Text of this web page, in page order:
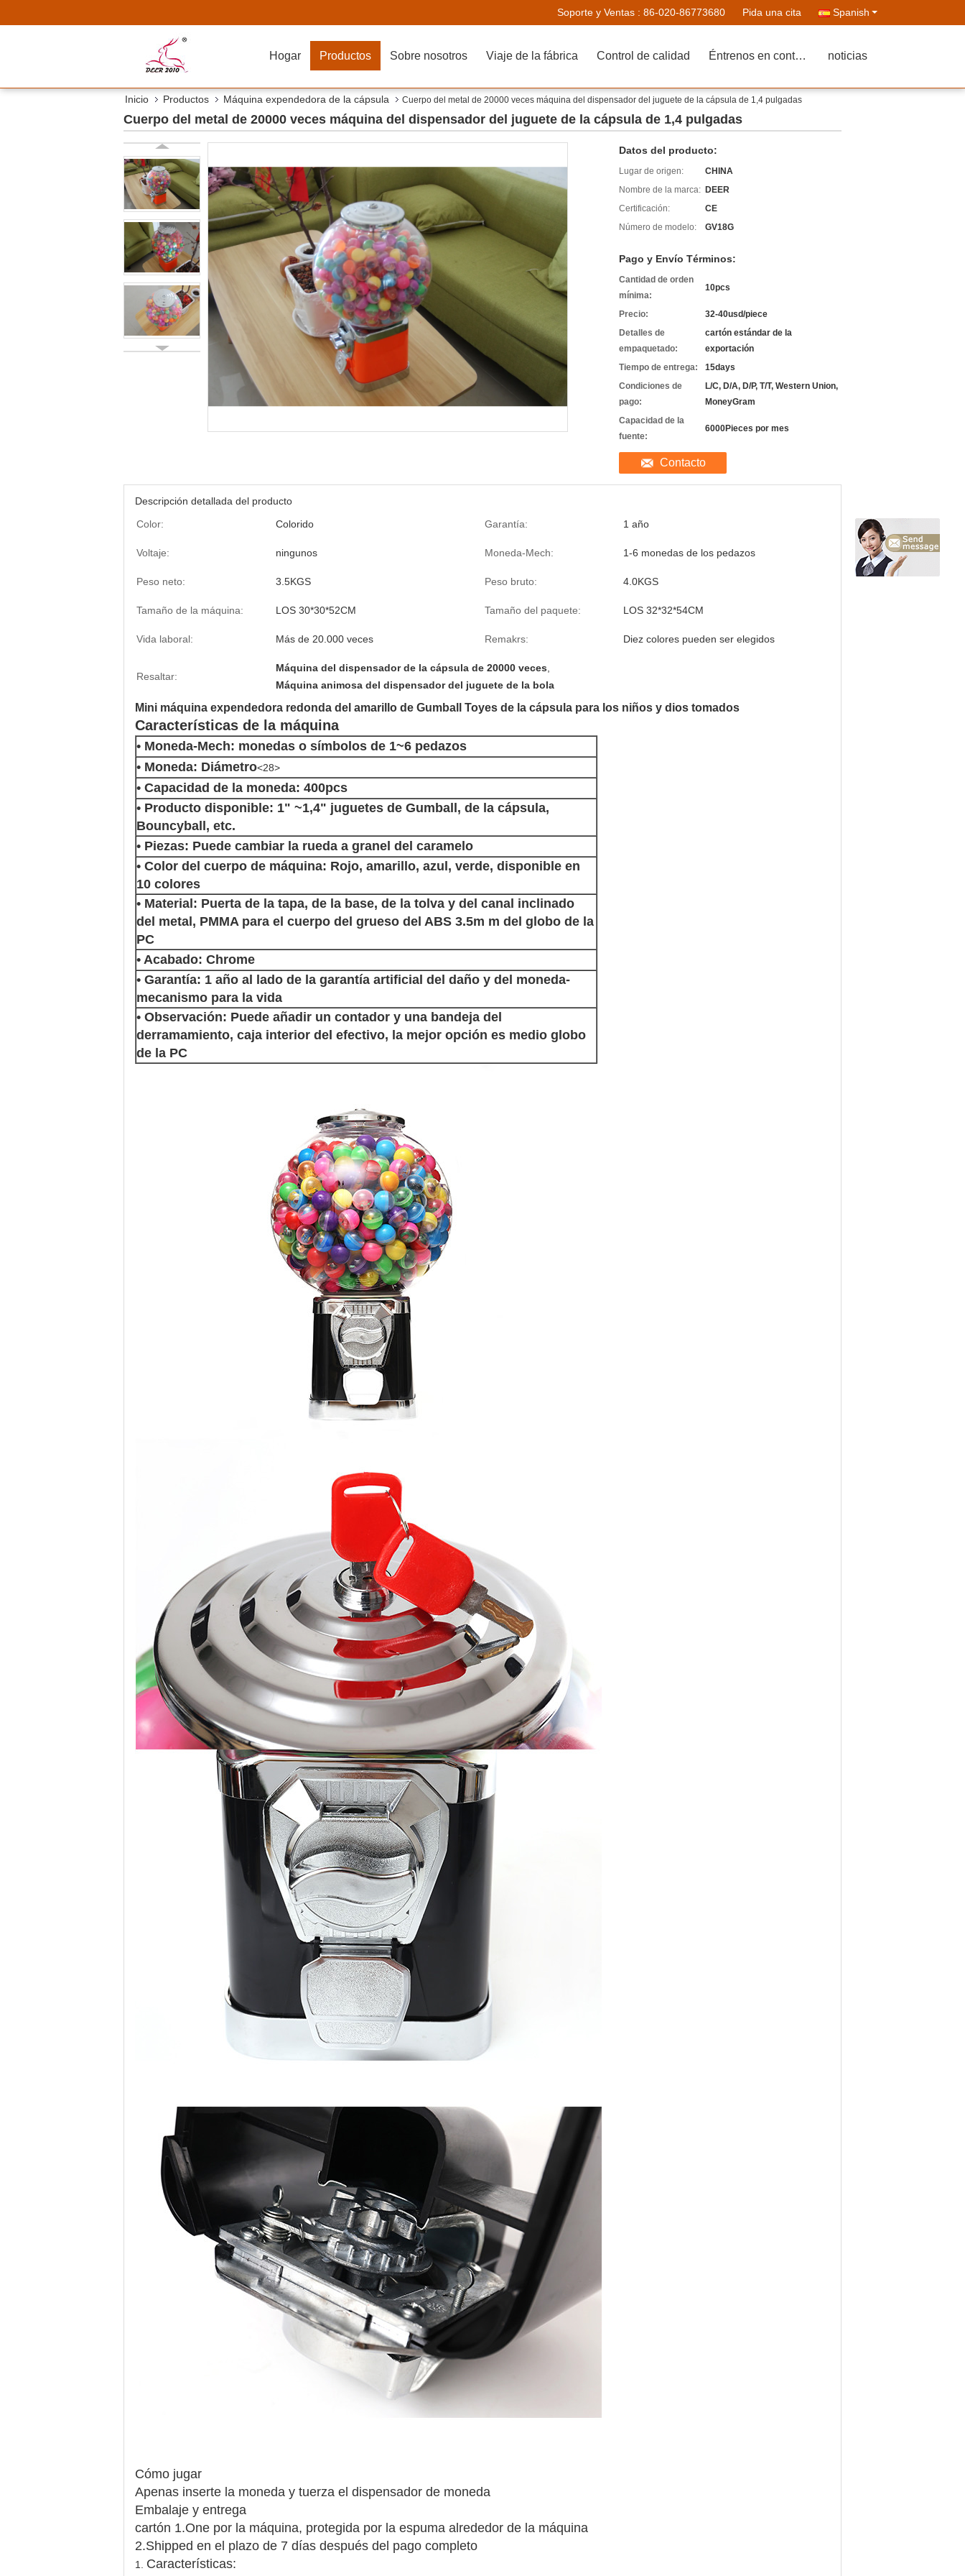
Soporte y Ventas : 86-020-86773680 Pida una cita Spanish
Hogar Productos Sobre nosotros Viaje de la fábrica Control de calidad Éntrenos en contacto con noticias
Inicio Productos Máquina expendedora de la cápsula Cuerpo del metal de 20000 veces máquina del dispensador del juguete de la cápsula de 1,4 pulgadas
Cuerpo del metal de 20000 veces máquina del dispensador del juguete de la cápsula de 1,4 pulgadas
Datos del producto:
Lugar de origen:
CHINA
Nombre de la marca: DEER
Certificación:
CE
Número de modelo:
GV18G
Pago y Envío Términos:
Cantidad de orden
mínima:
10pcs
Precio:
32-40usd/piece
Detalles de
empaquetado:
cartón estándar de la
exportación
Tiempo de entrega:
15days
Condiciones de
pago:
L/C, D/A, D/P, T/T, Western Union,
MoneyGram
Capacidad de la
fuente:
6000Pieces por mes
Contacto
Descripción detallada del producto
Color:
Colorido Garantía: 1 año
Voltaje: ningunos Moneda-Mech: 1-6 monedas de los pedazos
Peso neto: 3.5KGS Peso bruto: 4.0KGS
Tamaño de la máquina: LOS 30*30*52CM Tamaño del paquete: LOS 32*32*54CM
Vida laboral: Más de 20.000 veces Remakrs: Diez colores pueden ser elegidos
Resaltar:
Máquina del dispensador de la cápsula de 20000 veces
Máquina animosa del dispensador del juguete de la bola
Mini máquina expendedora redonda del amarillo de Gumball Toyes de la cápsula para los niños y dios tomados
Características de la máquina
• Moneda-Mech: monedas o símbolos de 1~6 pedazos
• Moneda: Diámetro<28>
• Capacidad de la moneda: 400pcs
• Producto disponible: 1" ~1,4" juguetes de Gumball, de la cápsula,
Bouncyball, etc.
• Piezas: Puede cambiar la rueda a granel del caramelo
• Color del cuerpo de máquina: Rojo, amarillo, azul, verde, disponible en
10 colores
• Material: Puerta de la tapa, de la base, de la tolva y del canal inclinado
del metal, PMMA para el cuerpo del grueso del ABS 3.5m m del globo de la
PC
• Acabado: Chrome
• Garantía: 1 año al lado de la garantía artificial del daño y del moneda-
mecanismo para la vida
• Observación: Puede añadir un contador y una bandeja del
derramamiento, caja interior del efectivo, la mejor opción es medio globo
de la PC
Cómo jugar
Apenas inserte la moneda y tuerza el dispensador de moneda
Embalaje y entrega
cartón 1.One por la máquina, protegida por la espuma alrededor de la máquina
2.Shipped en el plazo de 7 días después del pago completo
1. Características: